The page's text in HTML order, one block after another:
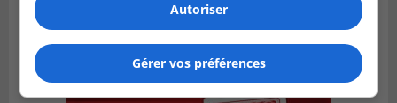
Autoriser
Gérer vos préférences